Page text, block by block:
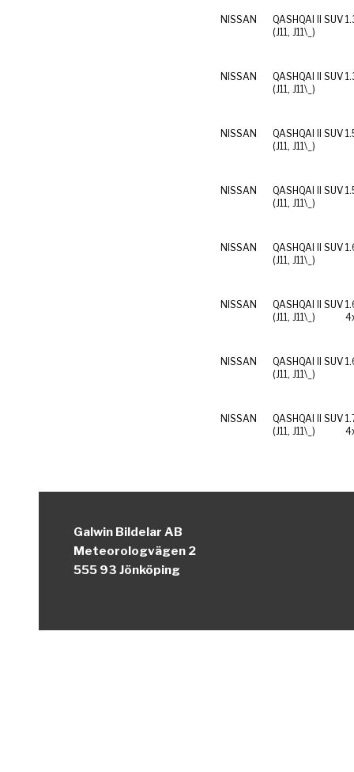
NISSAN
QASHQAI II SUV
(J11, J11\_)
NISSAN
QASHQAI II SUV
(J11, J11\_)
NISSAN
QASHQAI II SUV
(J11, J11\_)
NISSAN
QASHQAI II SUV
(J11, J11\_)
NISSAN
QASHQAI II SUV
(J11, J11\_)
NISSAN
QASHQAI II SUV
(J11, J11\_)
NISSAN
QASHQAI II SUV
(J11, J11\_)
NISSAN
QASHQAI II SUV
(J11, J11\_)
Galwin Bildelar AB
Meteorologvägen 2
555 93 Jönköping